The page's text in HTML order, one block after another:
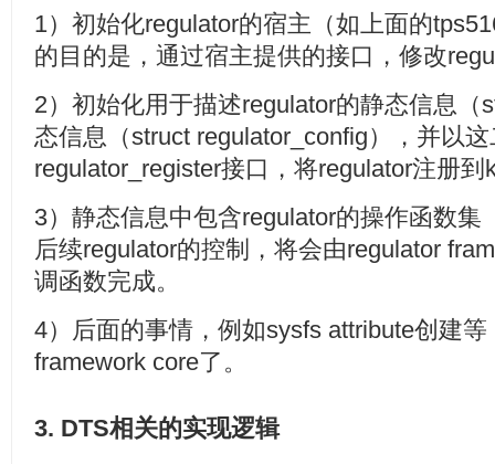
1）初始化regulator的宿主（如上面的
的目的是，通过宿主提供的接口，修改
2）初始化用于描述regulator的静态信息（
态信息（struct regulator_config），并以
regulator_register接口，将regulator注册到
3）静态信息中包含regulator的操作函数集
后续regulator的控制，将会由regulator
调函数完成。
4）后面的事情，例如sysfs attribute创建
framework core了。
3. DTS相关的实现逻辑